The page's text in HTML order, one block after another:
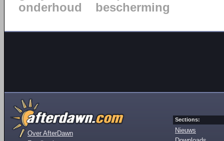
onderhoud
bescherming
Over AfterDawn
Sections:
Nieuws